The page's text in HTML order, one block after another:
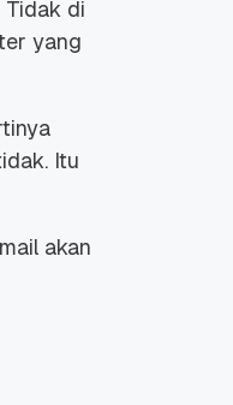
Tidak di
yang
Itu
akan